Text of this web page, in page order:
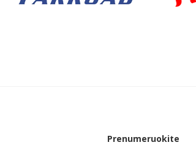
Prenumeruokite